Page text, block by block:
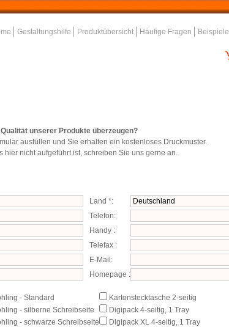
Gestaltungshilfe Produktübersicht Häufige Fragen Beispiele
unserer Produkte überzeugen?
ausfüllen und Sie erhalten ein kostenloses Druckmuster.
hier nicht aufgeführt ist, schreiben Sie uns gerne an.
Land *:
Telefon:
Handy :
Telefax :
E-Mail:
Homepage :
- Standard
Kartonstecktasche 2-seitig
- silberne Schreibseite
Digipack 4-seitig, 1 Tray
- schwarze Schreibseite
Digipack XL 4-seitig, 1 Tray